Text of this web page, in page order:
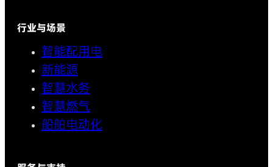
行业与场景
智能配用电
新能源
智慧水务
智慧燃气
船舶电动化